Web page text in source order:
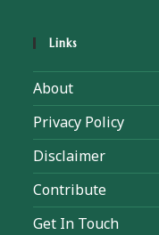
Links
About
Privacy Policy
Disclaimer
Contribute
Get In Touch